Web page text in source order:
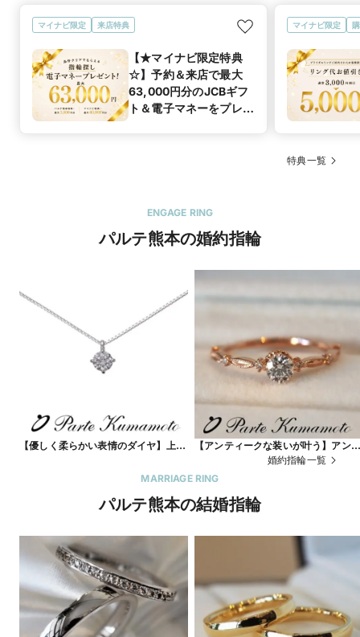
マイナビ限定 来店特典
【★マイナビ限定特典
☆】予約＆来店で最大
63,000円分のJCBギフ
ト＆電子マネーをプレゼ
マイナビ限定
特典一覧
ENGAGE RING
パルテ熊本の婚約指輪
【優しく柔らかい表情のダイヤ】上下
【アンティークな装いが叶う】アン
ティークな装いが叶うエンゲージ★
婚約指輪一覧
MARRIAGE RING
パルテ熊本の結婚指輪